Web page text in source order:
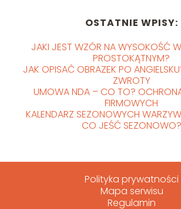
OSTATNIE WPISY:
JAKI JEST WZÓR NA WYSOKOŚĆ
PROSTOKĄTNYM?
JAK OPISAĆ OBRAZEK PO
ZWROTY
UMOWA NDA – CO TO?
FIRMOWYCH
KALENDARZ SEZONOWYCH
CO JEŚĆ SEZONOWO?
Polityka prywatności
Mapa serwisu
Regulamin